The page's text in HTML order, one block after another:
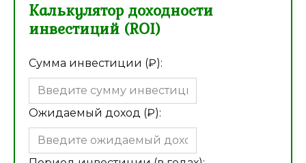
Калькулятор доходности
инвестиций (ROI)
Сумма инвестиции (₽):
Ожидаемый доход (₽):